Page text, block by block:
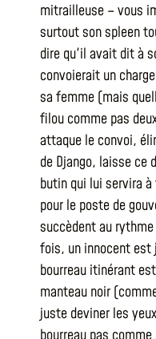
mitrailleuse – vous
surtout son spleen
dire qu'il avait dit à
convoierait un
sa femme (mais
filou comme pas
attaque le convoi,
de Django, laisse ce
butin qui lui servira
pour le poste de
succèdent au
fois, un innocent est
bourreau itinérant
manteau noir
juste deviner les